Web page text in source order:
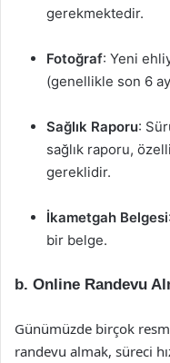
gerekmektedir.
Fotoğraf: Yeni
(genellikle son 6
Sağlık Raporu:
sağlık raporu,
gereklidir.
İkametgah Belgesi
bir belge.
b. Online Randevu
Günümüzde birçok
randevu almak, süreci